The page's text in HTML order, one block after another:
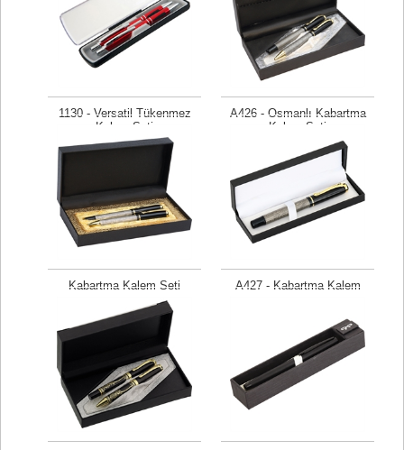
1130 - Versatil Tükenmez
Kalem Seti
Fiyat isteyiniz
A426 - Osmanlı Kabartma
Kalem Seti
Fiyat isteyiniz
Kabartma Kalem Seti
Fiyat isteyiniz
A427 - Kabartma Kalem